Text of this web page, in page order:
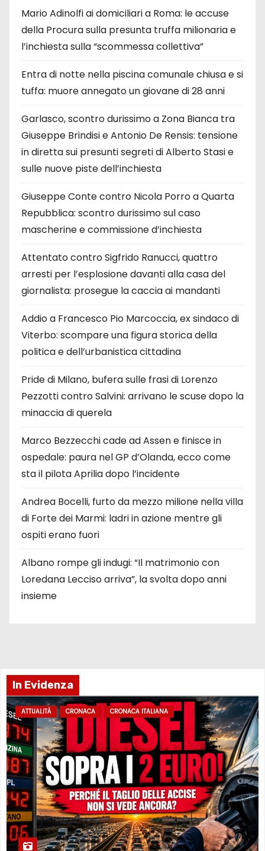
Mario Adinolfi ai domiciliari a Roma: le accuse
della Procura sulla presunta truffa milionaria e
l’inchiesta sulla “scommessa collettiva”
Entra di notte nella piscina comunale chiusa e si
tuffa: muore annegato un giovane di 28 anni
Garlasco, scontro durissimo a Zona Bianca tra
Giuseppe Brindisi e Antonio De Rensis: tensione
in diretta sui presunti segreti di Alberto Stasi e
sulle nuove piste dell’inchiesta
Giuseppe Conte contro Nicola Porro a Quarta
Repubblica: scontro durissimo sul caso
mascherine e commissione d’inchiesta
Attentato contro Sigfrido Ranucci, quattro
arresti per l’esplosione davanti alla casa del
giornalista: prosegue la caccia ai mandanti
Addio a Francesco Pio Marcoccia, ex sindaco di
Viterbo: scompare una figura storica della
politica e dell’urbanistica cittadina
Pride di Milano, bufera sulle frasi di Lorenzo
Pezzotti contro Salvini: arrivano le scuse dopo la
minaccia di querela
Marco Bezzecchi cade ad Assen e finisce in
ospedale: paura nel GP d’Olanda, ecco come
sta il pilota Aprilia dopo l’incidente
Andrea Bocelli, furto da mezzo milione nella villa
di Forte dei Marmi: ladri in azione mentre gli
ospiti erano fuori
Albano rompe gli indugi: “Il matrimonio con
Loredana Lecciso arriva”, la svolta dopo anni
insieme
In Evidenza
ATTUALITÀ CRONACA CRONACA ITALIANA